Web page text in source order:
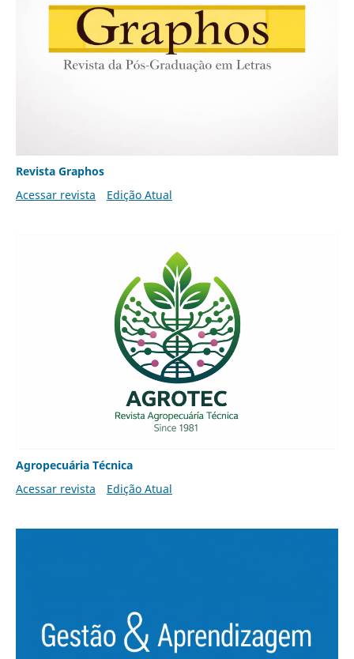
Revista Graphos
Acessar revista
Edição Atual
Agropecuária Técnica
Acessar revista
Edição Atual